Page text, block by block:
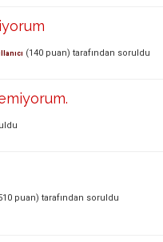
(140 puan) tarafından soruldu
puan) tarafından soruldu